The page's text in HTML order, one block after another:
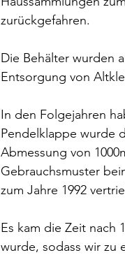
zurückgefahren.
Die Behälter wurden
Entsorgung von
In den Folgejahren
Pendelklappe wurde
Abmessung von
Gebrauchsmuster
zum Jahre 1992
Es kam die Zeit nach
wurde, sodass wir zu